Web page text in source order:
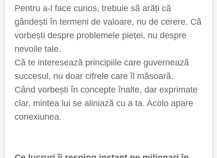
Pentru a-l face curios, trebuie să arăți că
gândești în termeni de valoare, nu de cerere. Că
vorbești despre problemele pieței, nu despre
nevoile tale.
Că te interesează principiile care guvernează
succesul, nu doar cifrele care îl măsoară.
Când vorbești în concepte înalte, dar exprimate
clar, mintea lui se aliniază cu a ta. Acolo apare
conexiunea.